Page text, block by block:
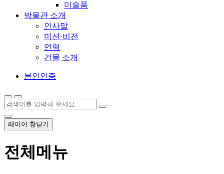
미술품
박물관 소개
인사말
미션·비전
연혁
건물 소개
본인인증
레이어 창닫기
전체메뉴